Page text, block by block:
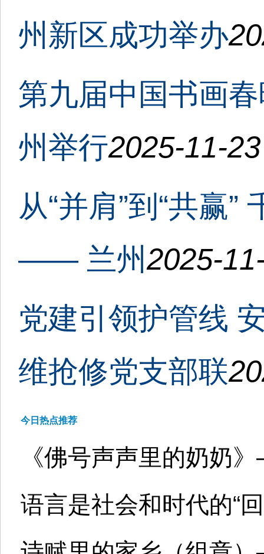
州新区成功举办
第九届中国书画
州举行2025-11-
从“并肩”到“共赢
—— 兰州2025-
党建引领护管线
维抢修党支部联
今日热点推荐
《佛号声声里的奶奶
语言是社会和时代的“